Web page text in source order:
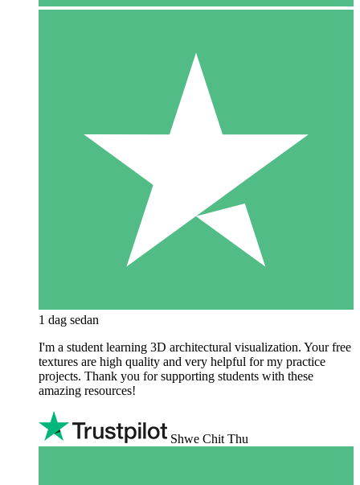
1 dag sedan
I'm a student learning 3D architectural visualization. Your free
textures are high quality and very helpful for my practice
projects. Thank you for supporting students with these
amazing resources!
Shwe Chit Thu